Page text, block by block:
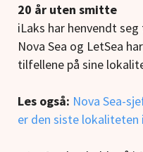
20 år uten smitte
iLaks har henvendt
Nova Sea og LetSea
tilfellene på sine
Les også: Nova Sea-
er den siste